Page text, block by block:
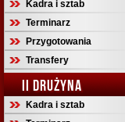
Kadra i sztab
Terminarz
Przygotowania
Transfery
II DRUŻYNA
Kadra i sztab